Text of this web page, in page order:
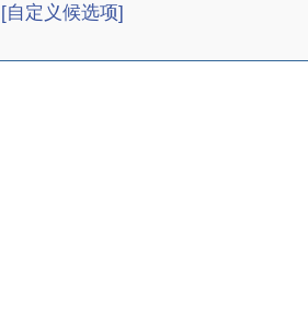
[自定义候选项]